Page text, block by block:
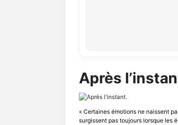
Après
« Certaines émotions ne naissent
surgissent pas toujours lorsque les